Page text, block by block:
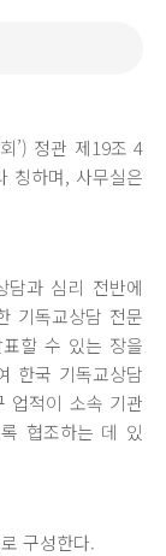
’) 정관 제19조 4
칭하며, 사무실은
담과 심리 전반에
기독교상담 전문
할 수 있는 장을
한국 기독교상담
업적이 소속 기관
협조하는 데 있
구성한다.